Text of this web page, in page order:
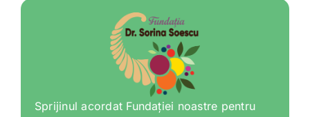
Sprijinul acordat Fundației noastre pentru